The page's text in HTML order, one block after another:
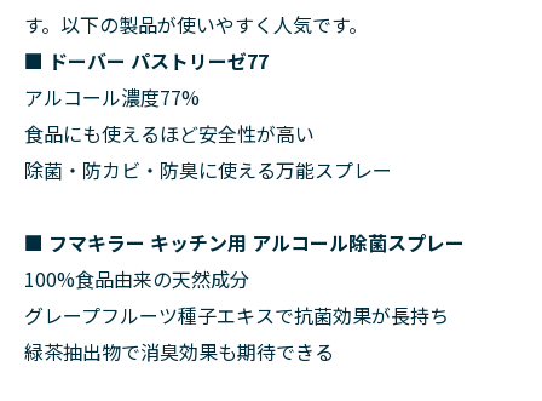
す。以下の製品が使いやすく人気です。
■ ドーバー パストリーゼ77
アルコール濃度77%
食品にも使えるほど安全性が高い
除菌・防カビ・防臭に使える万能スプレー
■ フマキラー キッチン用 アルコール除菌スプレー
100%食品由来の天然成分
グレープフルーツ種子エキスで抗菌効果が長持ち
緑茶抽出物で消臭効果も期待できる